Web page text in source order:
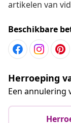
artikelen van
Beschikbare
Herroeping
Een annulering